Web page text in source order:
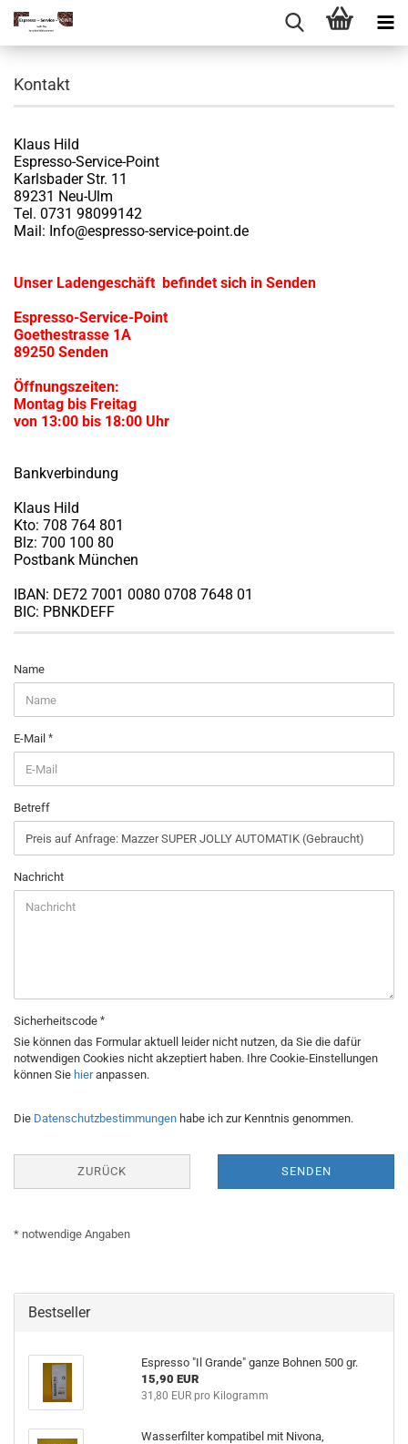
Kontakt
Klaus Hild
Espresso-Service-Point
Karlsbader Str. 11
89231 Neu-Ulm
Tel. 0731 98099142
Mail: Info@espresso-service-point.de
Unser Ladengeschäft befindet sich in Senden
Espresso-Service-Point
Goethestrasse 1A
89250 Senden
Öffnungszeiten:
Montag bis Freitag
von 13:00 bis 18:00 Uhr
Bankverbindung
Klaus Hild
Kto: 708 764 801
Blz: 700 100 80
Postbank München
IBAN: DE72 7001 0080 0708 7648 01
BIC: PBNKDEFF
KONTAKT
Name
E-Mail
Betreff
Nachricht
Sicherheitscode
Sie können das Formular aktuell leider nicht nutzen, da Sie die dafür
notwendigen Cookies nicht akzeptiert haben. Ihre Cookie-Einstellungen
können Sie hieranpassen.
DATENSCHUTZBESTIMMUNGEN
Die Datenschutzbestimmungen habe ich zur Kenntnis genommen.
ZURÜCK SENDEN
* notwendige Angaben
Bestseller
Espresso "Il Grande" ganze Bohnen 500 gr.
15,90 EUR
31,80 EUR pro Kilogramm
Wasserfilter kompatibel mit Nivona,